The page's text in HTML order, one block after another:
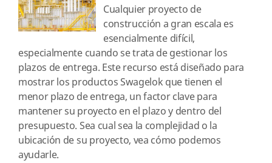
Cualquier proyecto de
construcción a gran escala es
esencialmente difícil,
especialmente cuando se trata de gestionar los
plazos de entrega. Este recurso está diseñado para
mostrar los productos Swagelok que tienen el
menor plazo de entrega, un factor clave para
mantener su proyecto en el plazo y dentro del
presupuesto. Sea cual sea la complejidad o la
ubicación de su proyecto, vea cómo podemos
ayudarle.